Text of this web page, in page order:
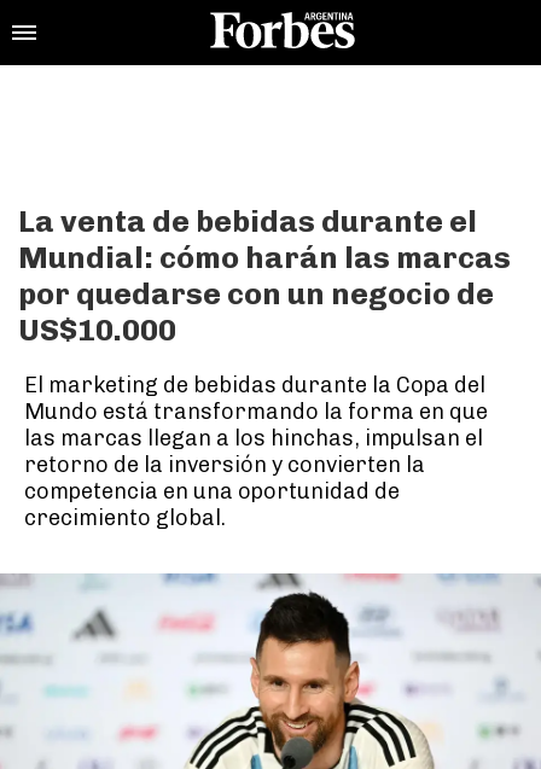
La venta de bebidas durante el
Mundial: cómo harán las marcas
por quedarse con un negocio de
US$10.000
El marketing de bebidas durante la Copa del
Mundo está transformando la forma en que
las marcas llegan a los hinchas, impulsan el
retorno de la inversión y convierten la
competencia en una oportunidad de
crecimiento global.